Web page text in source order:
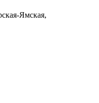
Ямская,